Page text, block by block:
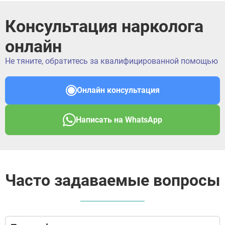
Консультация нарколога
онлайн
Не тяните, обратитесь за квалифицированной помощью
Онлайн консультация
Написать на WhatsApp
Часто задаваемые вопросы